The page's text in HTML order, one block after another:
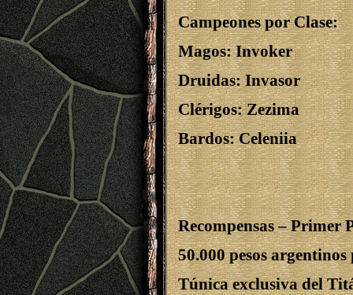
Campeones por Clase:
Magos:Invoker
Druidas:Invasor
Clérigos:Zezima
Bardos:Celeniia
Recompensas – Primer
50.000 pesos
Túnica exclusiva del